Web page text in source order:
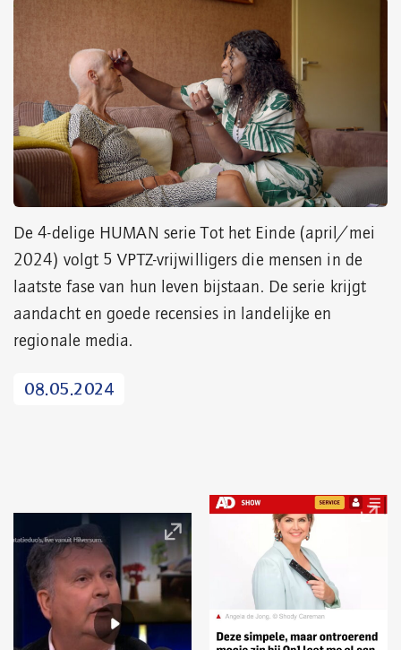
De 4-delige HUMAN serie Tot het Einde (april/mei
2024) volgt 5 VPTZ-vrijwilligers die mensen in de
laatste fase van hun leven bijstaan. De serie krijgt
aandacht en goede recensies in landelijke en
regionale media.
08.05.2024